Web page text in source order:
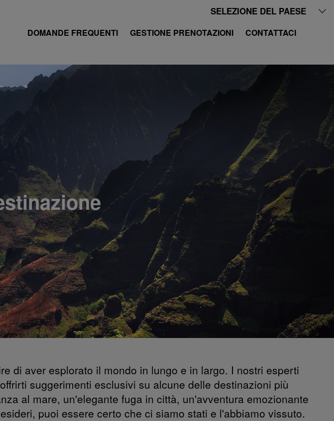
SELEZIONE DEL PAESE
DOMANDE FREQUENTI GESTIONE PRENOTAZIONI CONTATTACI
di aver esplorato il mondo in lungo e in largo. I nostri esperti
suggerimenti esclusivi su alcune delle destinazioni più
al mare, un'elegante fuga in città, un'avventura emozionante
puoi essere certo che ci siamo stati e l'abbiamo vissuto.